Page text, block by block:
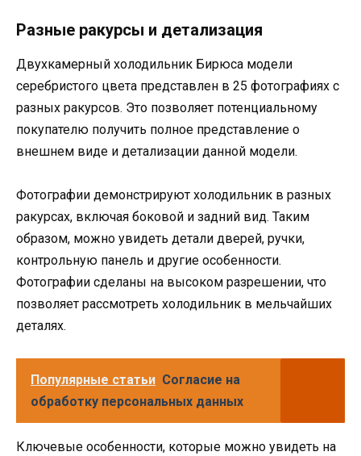
Разные ракурсы и детализация
Двухкамерный холодильник Бирюса модели
серебристого цвета представлен в 25 фотографиях с
разных ракурсов. Это позволяет потенциальному
покупателю получить полное представление о
внешнем виде и детализации данной модели.
Фотографии демонстрируют холодильник в разных
ракурсах, включая боковой и задний вид. Таким
образом, можно увидеть детали дверей, ручки,
контрольную панель и другие особенности.
Фотографии сделаны на высоком разрешении, что
позволяет рассмотреть холодильник в мельчайших
деталях.
Популярные статьи Согласие на
обработку персональных данных
Ключевые особенности, которые можно увидеть на